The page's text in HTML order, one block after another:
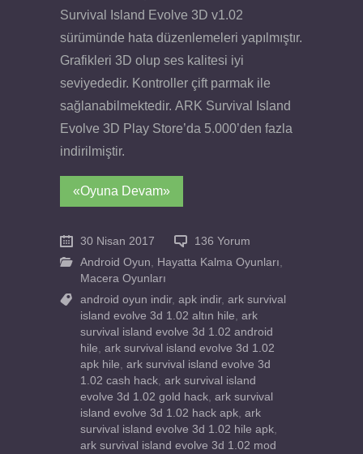
Survival Island Evolve 3D v1.02
sürümünde hata düzenlemeleri yapılmıştır.
Grafikleri 3D olup ses kalitesi iyi
seviyededir. Kontroller çift parmak ile
sağlanabilmektedir. ARK Survival Island
Evolve 3D Play Store’da 5.000’den fazla
indirilmiştir.
«Oyuna Devam»
30 Nisan 2017
136 Yorum
Android Oyun
Hayatta Kalma Oyunları
Macera Oyunları
android oyun indir, apk indir, ark survival
island evolve 3d 1.02 altın hile ark
survival island evolve 3d 1.02 android
hile ark survival island evolve 3d 1.02
apk hile ark survival island evolve 3d
1.02 cash hack ark survival island
evolve 3d 1.02 gold hack ark survival
island evolve 3d 1.02 hack apk ark
survival island evolve 3d 1.02 hile apk
ark survival island evolve 3d 1.02 mod